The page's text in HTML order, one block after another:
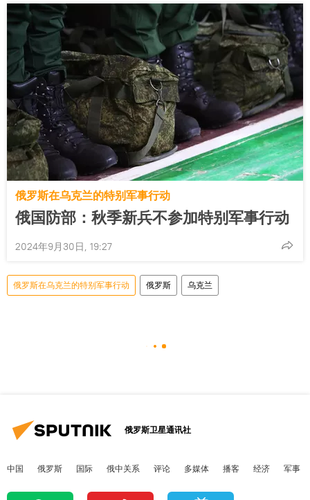
俄罗斯在乌克兰的特别军事行动
俄国防部：秋季新兵不参加特别军事行动
2024年9月30日, 19:27
俄罗斯在乌克兰的特别军事行动 俄罗斯 乌克兰
俄罗斯卫星通讯社
中国 俄罗斯 国际 俄中关系 评论 多媒体 播客 经济 军事